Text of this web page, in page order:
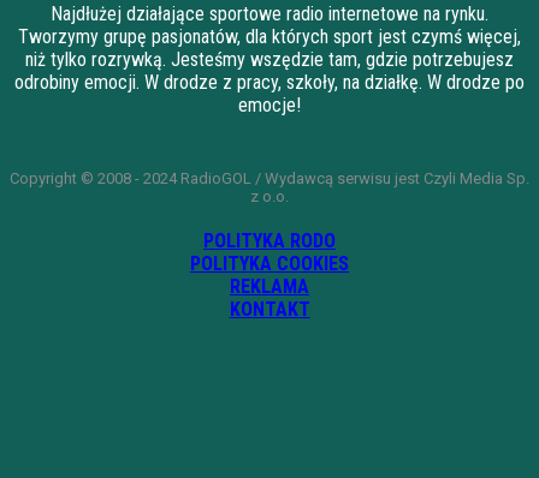
Najdłużej działające sportowe radio internetowe na rynku.
Tworzymy grupę pasjonatów, dla których sport jest czymś więcej,
niż tylko rozrywką. Jesteśmy wszędzie tam, gdzie potrzebujesz
odrobiny emocji. W drodze z pracy, szkoły, na działkę. W drodze po
emocje!
Copyright © 2008 - 2024 RadioGOL / Wydawcą serwisu jest Czyli Media Sp.
z o.o.
POLITYKA RODO
POLITYKA COOKIES
REKLAMA
KONTAKT